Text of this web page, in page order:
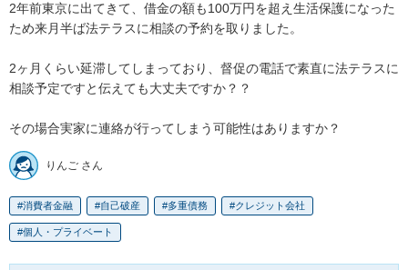
2年前東京に出てきて、借金の額も100万円を超え生活保護になった
ため来月半ば法テラスに相談の予約を取りました。
2ヶ月くらい延滞してしまっており、督促の電話で素直に法テラスに
相談予定ですと伝えても大丈夫ですか？？
その場合実家に連絡が行ってしまう可能性はありますか？
りんご さん
消費者金融 自己破産 多重債務 クレジット会社
個人・プライベート